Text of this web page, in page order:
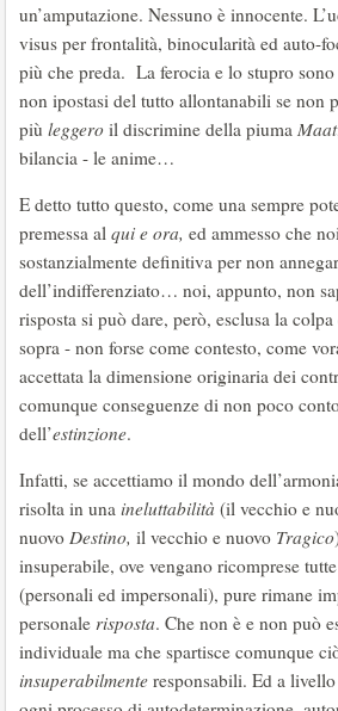
un’amputazione. Nessuno è innocente.
visus per frontalità, binocularità ed auto-
più che preda. La ferocia e lo stupro
non ipostasi del tutto allontanabili se non
più leggero il discrimine della piuma Maat
bilancia - le anime…
E detto tutto questo, come una sempre
premessa al qui e ora, ed ammesso che
sostanzialmente definitiva per non
dell’indifferenziato… noi, appunto, non
risposta si può dare, però, esclusa la
sopra - non forse come contesto, come
accettata la dimensione originaria dei
comunque conseguenze di non poco
dell’estinzione.
Infatti, se accettiamo il mondo
risolta in una ineluttabilità (il vecchio e
nuovo Destino, il vecchio e nuovo Tragico
insuperabile, ove vengano ricomprese
(personali ed impersonali), pure rimane
personale risposta. Che non è e non può
individuale ma che spartisce comunque
insuperabilmente responsabili. Ed a